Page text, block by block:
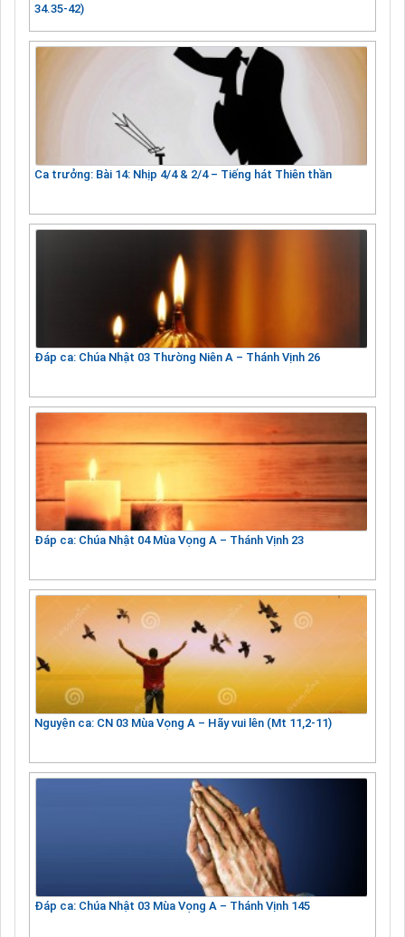
34.35-42)
Ca trưởng: Bài 14: Nhịp 4/4 & 2/4 – Tiếng hát Thiên thần
Đáp ca: Chúa Nhật 03 Thường Niên A – Thánh Vịnh 26
Đáp ca: Chúa Nhật 04 Mùa Vọng A – Thánh Vịnh 23
Nguyện ca: CN 03 Mùa Vọng A – Hãy vui lên (Mt 11,2-11)
Đáp ca: Chúa Nhật 03 Mùa Vọng A – Thánh Vịnh 145